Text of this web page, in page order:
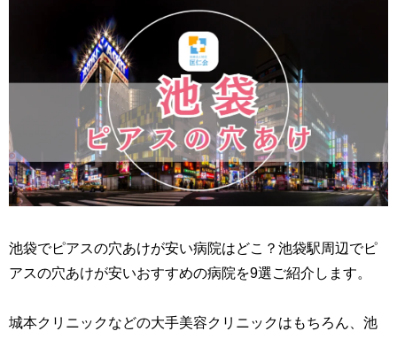
池袋でピアスの穴あけが安い病院はどこ？池袋駅周辺でピ
アスの穴あけが安いおすすめの病院を9選ご紹介します。
城本クリニックなどの大手美容クリニックはもちろん、池